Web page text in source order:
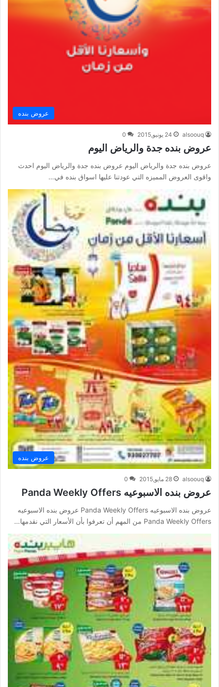
عروض بنده
alsoouq 24 يونيو,2015 0
عروض بنده جدة والرياض اليوم
عروض بنده جدة والرياض اليوم عروض بنده جدة والرياض اليوم احدث
واقوى العروض المميزه التي عودتنا عليها اسواق بنده في…
عروض بنده
alsoouq 28 مايو,2015 0
عروض بنده الاسبوعيه Panda Weekly Offers
عروض بنده الاسبوعيه Panda Weekly Offers عروض بنده الاسبوعيه
Panda Weekly Offers من المهم أن تعرفوا بأن الأسعار التي نقدمها…